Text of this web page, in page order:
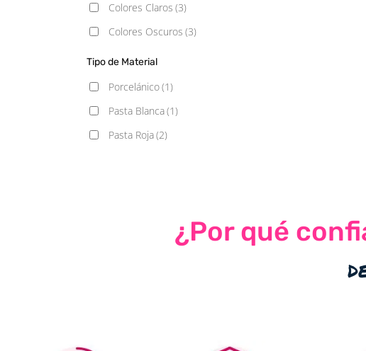
Colores Claros (3)
Colores Oscuros (3)
Tipo de Material
Porcelánico(1)
Pasta Blanca(1)
Pasta Roja(2)
¿Por qué